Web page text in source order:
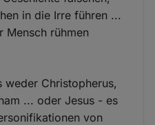
in die Irre führen ...
Mensch rühmen
weder Christopherus,
... oder Jesus - es
von